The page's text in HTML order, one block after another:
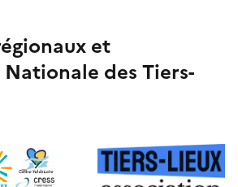
et
Nationale des Tiers-